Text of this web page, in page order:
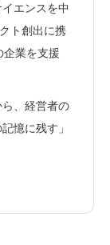
エンスを中
ト創出に携
企業を支援
、経営者の
憶に残す」